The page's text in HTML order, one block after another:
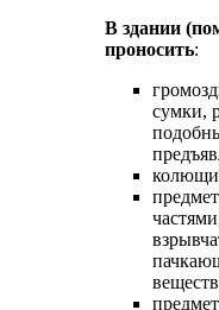
В здании
проносить:
сумки,